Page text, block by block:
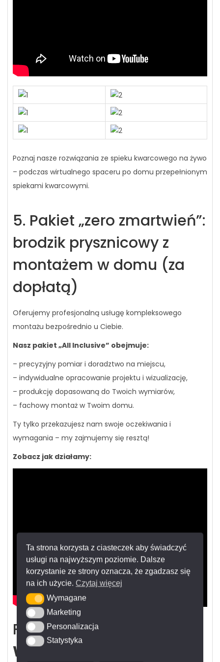
Ta strona korzysta z ciasteczek aby świadczyć
usługi na najwyższym poziomie. Dalsze
korzystanie ze strony oznacza, że zgadzasz się
na ich użycie. Czytaj więcej
WymaganeWymagane
MarketingMarketing
Personalizacja
Personalizacja
StatystykaStatystyka
Poznaj nasze rozwiązania ze spieku kwarcowego na żywo
– podczas wirtualnego spaceru po domu przepełnionym
spiekami kwarcowymi.
5. Pakiet „zero zmartwień”:
brodzik prysznicowy z
montażem w domu (za
dopłatą)
Oferujemy profesjonalną usługę kompleksowego
montażu bezpośrednio u Ciebie.
Nasz pakiet „All Inclusive” obejmuje:
– precyzyjny pomiar i doradztwo na miejscu,
– indywidualne opracowanie projektu i wizualizację,
– produkcję dopasowaną do Twoich wymiarów,
– fachowy montaż w Twoim domu.
Ty tylko przekazujesz nam swoje oczekiwania i
wymagania – my zajmujemy się resztą!
Zobacz jak działamy:
FRANKO –Ekspert
Wielkiego Formatu –